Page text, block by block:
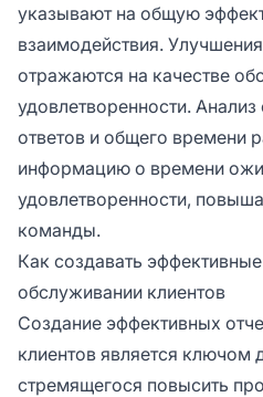
указывают на общую
взаимодействия.
отражаются на качестве
удовлетворенности.
ответов и общего времени
информацию о времени
удовлетворенности,
команды.
Как создавать
обслуживании клиентов
Создание эффективных
клиентов является ключом
стремящегося повысить